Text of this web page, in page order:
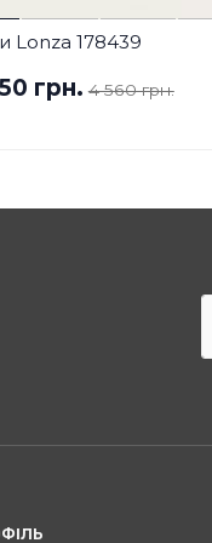
Lonza 178439
грн. 4 560 грн.